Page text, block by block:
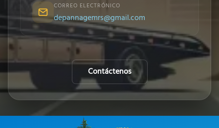
CORREO ELECTRÓNICO
depannagemrs@gmail.com
Contáctenos